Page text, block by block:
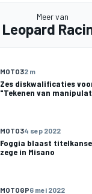
Meer van
Leopard
MOTO32 m
Zes diskwalificaties
"Tekenen van
MOTO34 sep 2022
Foggia blaast
zege in Misano
MOTOGP6 mei 2022